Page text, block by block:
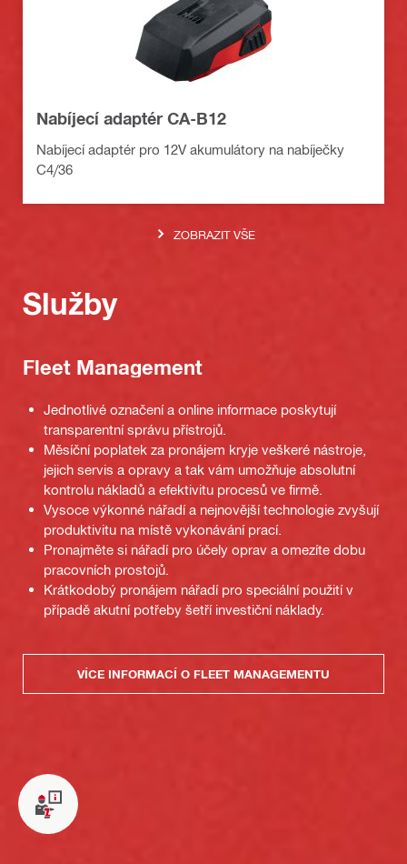
Nabíjecí adaptér CA-B12
Nabíjecí adaptér pro 12V akumulátory na nabíječky
C4/36
ZOBRAZIT VŠE
Služby
Fleet Management
Jednotlivé označení a online informace poskytují
transparentní správu přístrojů.
Měsíční poplatek za pronájem kryje veškeré nástroje,
jejich servis a opravy a tak vám umožňuje absolutní
kontrolu nákladů a efektivitu procesů ve firmě.
Vysoce výkonné nářadí a nejnovější technologie zvyšují
produktivitu na místě vykonávání prací.
Pronajměte si nářadí pro účely oprav a omezíte dobu
pracovních prostojů.
Krátkodobý pronájem nářadí pro speciální použití v
případě akutní potřeby šetří investiční náklady.
VÍCE INFORMACÍ O FLEET MANAGEMENTU